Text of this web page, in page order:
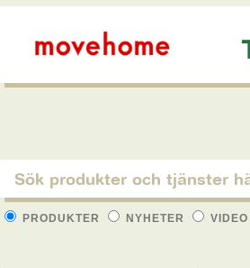
PRODUKTER NYHETER VIDEO